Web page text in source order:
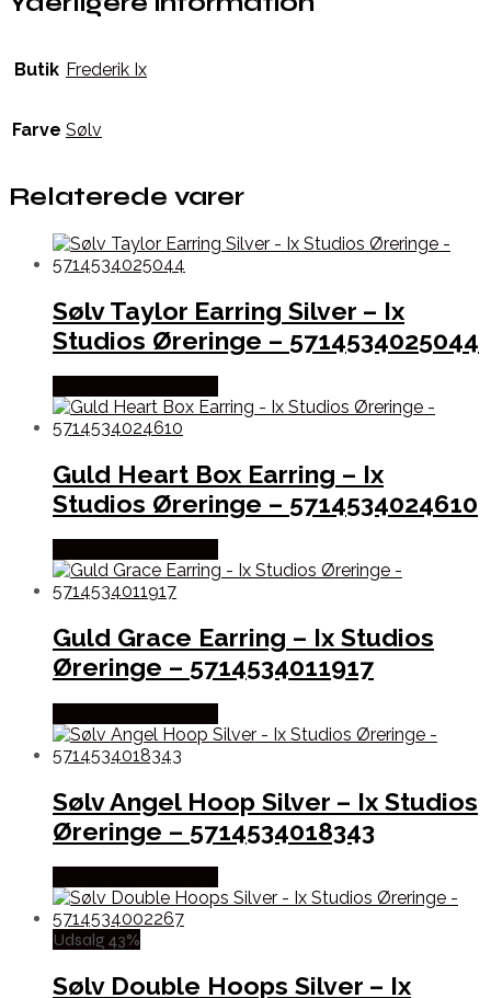
Butik Frederik Ix
Farve Sølv
Relaterede varer
Sølv Taylor Earring Silver – Ix
Studios Øreringe – 5714534025044
Guld Heart Box Earring – Ix
Studios Øreringe – 5714534024610
Guld Grace Earring – Ix Studios
Øreringe – 5714534011917
Sølv Angel Hoop Silver – Ix Studios
Øreringe – 5714534018343
Udsalg 43%
Sølv Double Hoops Silver – Ix